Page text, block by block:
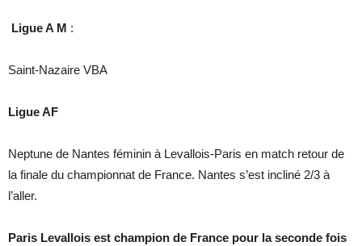
Ligue A M :
Saint-Nazaire VBA
Ligue AF
Neptune de Nantes féminin à Levallois-Paris en match retour de
la finale du championnat de France. Nantes s’est incliné 2/3 à
l’aller.
Paris Levallois est champion de France pour la seconde fois